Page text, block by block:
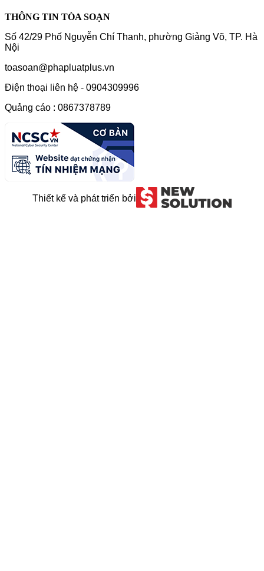
THÔNG TIN TÒA SOẠN
Số 42/29 Phố Nguyễn Chí Thanh, phường Giảng Võ, TP. Hà
Nội
toasoan@phapluatplus.vn
Điện thoại liên hệ - 0904309996
Quảng cáo : 0867378789
Thiết kế và phát triển bởi